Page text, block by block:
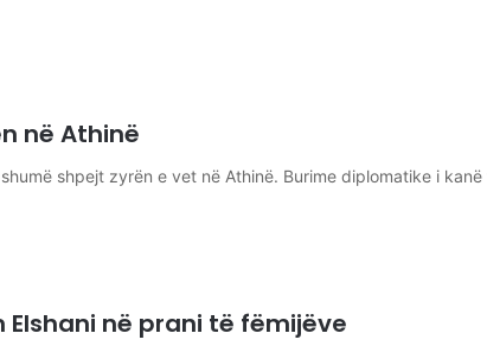
në Athinë
shpejt zyrën e vet në Athinë. Burime diplomatike i
në prani të fëmijëve